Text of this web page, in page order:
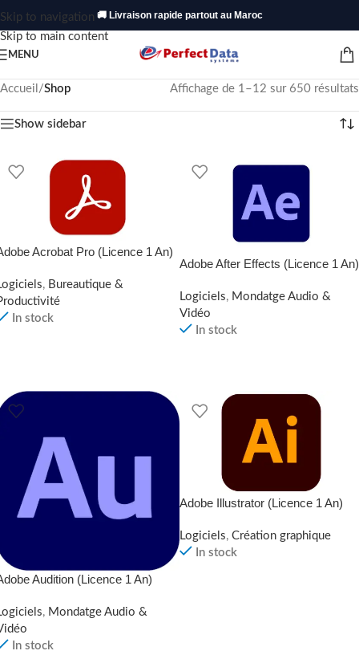
Skip to navigation
Skip to main content
🚚 Livraison rapide partout au Maroc
MENU
Accueil /Shop Affichage de 1–12 sur 650 résultats
Show sidebar
Acrobat Pro (Licence 1 An)
, Bureautique &
In stock
Adobe After Effects (Licence 1 An)
Logiciels, Mondatge Audio &
Vidéo
In stock
Audition (Licence 1 An)
, Mondatge Audio &
In stock
Adobe Illustrator (Licence 1 An)
Logiciels, Création graphique
In stock